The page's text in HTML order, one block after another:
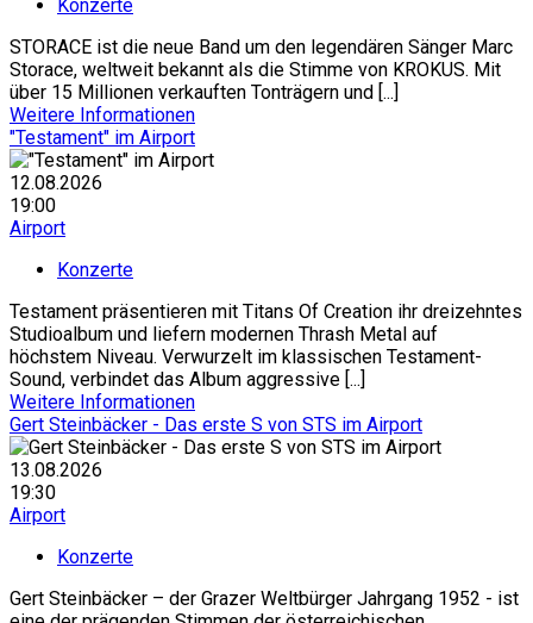
Konzerte
STORACE ist die neue Band um den legendären Sänger Marc
Storace, weltweit bekannt als die Stimme von KROKUS. Mit
über 15 Millionen verkauften Tonträgern und [...]
Weitere Informationen
"Testament" im Airport
12.08.2026
19:00
Airport
Konzerte
Testament präsentieren mit Titans Of Creation ihr dreizehntes
Studioalbum und liefern modernen Thrash Metal auf
höchstem Niveau. Verwurzelt im klassischen Testament-
Sound, verbindet das Album aggressive [...]
Weitere Informationen
Gert Steinbäcker - Das erste S von STS im Airport
13.08.2026
19:30
Airport
Konzerte
Gert Steinbäcker – der Grazer Weltbürger Jahrgang 1952 - ist